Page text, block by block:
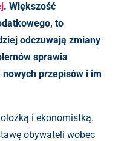
. Większość
to
odczuwają zmiany
sprawia
przepisów i im
i ekonomistką.
obywateli wobec